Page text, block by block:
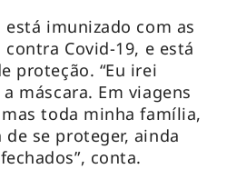
está imunizado com as
Covid-19, e está
proteção. “Eu irei
máscara. Em viagens
toda minha família,
se proteger, ainda
conta.